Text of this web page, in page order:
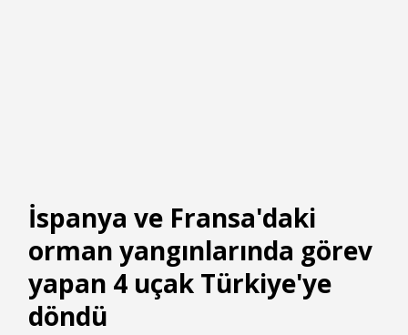
İspanya ve Fransa'daki
orman yangınlarında görev
yapan 4 uçak Türkiye'ye
döndü